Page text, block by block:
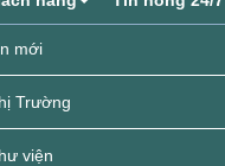
mới
Trường
viện